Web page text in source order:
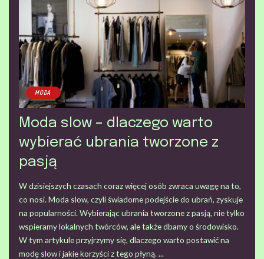
MODA
Moda slow – dlaczego warto
wybierać ubrania tworzone z
pasją
W dzisiejszych czasach coraz więcej osób zwraca uwagę na to,
co nosi. Moda slow, czyli świadome podejście do ubrań, zyskuje
na popularności. Wybierając ubrania tworzone z pasją, nie tylko
wspieramy lokalnych twórców, ale także dbamy o środowisko.
W tym artykule przyjrzymy się, dlaczego warto postawić na
modę slow i jakie korzyści z tego płyną. ...